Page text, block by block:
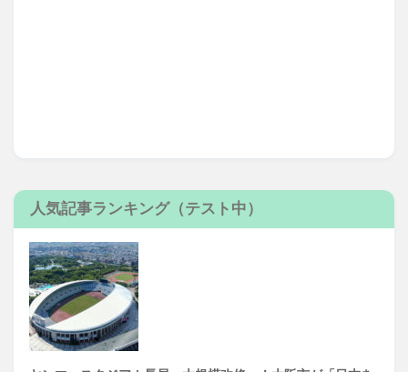
人気記事ランキング（テスト中）